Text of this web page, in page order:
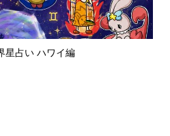
星占い ハワイ編